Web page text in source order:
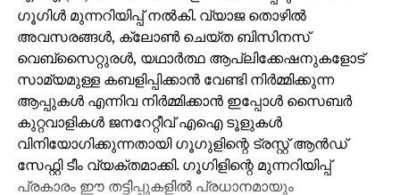
അവസരങ്ങള്‍, ക്ലോണ്‍ ചെയ്ത ബിസിനസ്
വെബ്‌സൈറ്റുരള്‍, യഥാര്‍ത്ഥ ആപ്ലിക്കേഷനുകളോട്
സാമ്യമുള്ള കബളിപ്പിക്കാന്‍ വേണ്ടി നിര്‍മ്മിക്കുന്ന
ആപ്പുകള്‍ എന്നിവ നിര്‍മ്മിക്കാന്‍ ഇപ്പോള്‍ സൈബര്‍
കുറ്റവാളികള്‍ ജനറേറ്റീവ് എഐ ടൂളുകള്‍
വിനിയോഗിക്കുന്നതായി ഗൂഗുളിന്റെ ട്രസ്റ്റ് ആന്‍ഡ്
സേഫ്റ്റി ടീം വ്യക്തമാക്കി. ഗൂഗിളിന്റെ മുന്നറിയിപ്പ്
പ്രകാരം ഈ തട്ടിപ്പുകളില്‍ പ്രധാനമായും
തൊഴിലന്വേഷകരെയും ചെറുകിട ബിസിനസ്